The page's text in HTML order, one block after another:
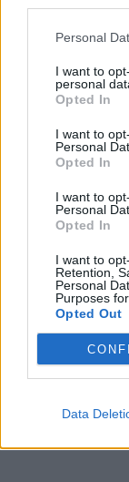
Personal
I want to
personal
Opted In
I want to
Personal
Opted In
I want to
Personal
Opted In
I want to
Retention,
Personal
Purposes
Opted Out
Data
και απειλές -
όπως
ιστορίες,
άντρες, έχουν
ποτέ, τίποτα
Όμως αν δεν
αυτά είναι ο
θεώρησης και
έχουμε
μπορέσουμε
είναι
άντρες και